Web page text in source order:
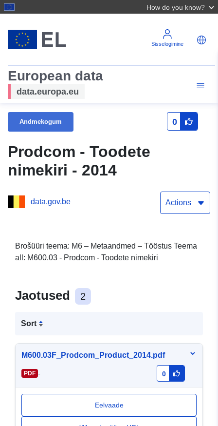
How do you know?
Sisselogimine
European data
data.europa.eu
Andmekogum 0
Prodcom - Toodete
nimekiri - 2014
data.gov.be Actions
Brošüüri teema: M6 – Metaandmed – Tööstus Teema
all: M600.03 - Prodcom - Toodete nimekiri
Jaotused 2
Sort
M600.03F_Prodcom_Product_2014.pdf
PDF - 0
Eelvaade